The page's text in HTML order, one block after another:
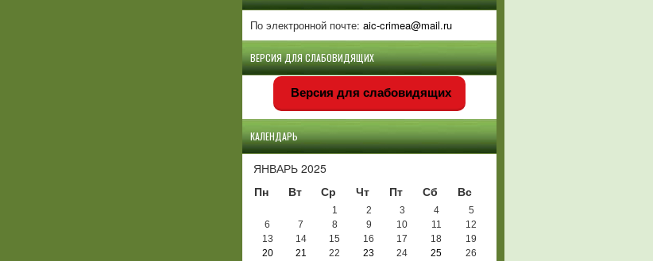
По электронной почте: aic-crimea@mail.ru
ВЕРСИЯ ДЛЯ СЛАБОВИДЯЩИХ
Версия для слабовидящих
КАЛЕНДАРЬ
ЯНВАРЬ 2025
Пн
Вт Ср Чт Пт Сб Вс
1 2 3 4
5
6
7 8 9 10 11
12
13
14 15 16 17 18
19
20
21 22 23 24 25
26